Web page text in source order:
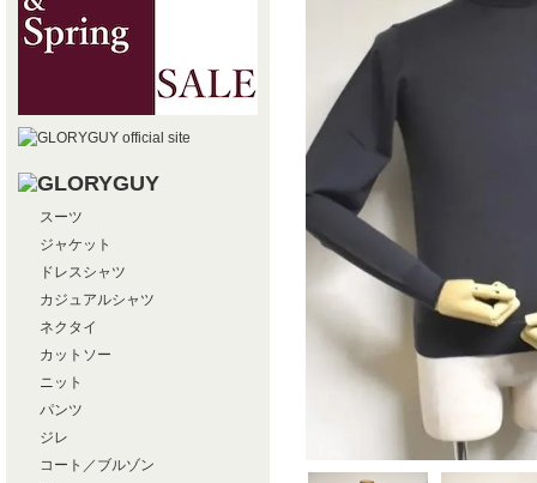
スーツ
ジャケット
ドレスシャツ
カジュアルシャツ
ネクタイ
カットソー
ニット
パンツ
ジレ
コート／ブルゾン